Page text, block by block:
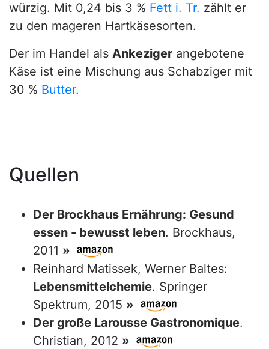
würzig. Mit 0,24 bis 3 % Fett i. Tr. zählt er
zu den mageren Hartkäsesorten.
Der im Handel als Ankeziger angebotene
Käse ist eine Mischung aus Schabziger mit
30 % Butter.
Quellen
Der Brockhaus Ernährung: Gesund
essen - bewusst leben. Brockhaus,
2011 »
Reinhard Matissek, Werner Baltes:
Lebensmittelchemie. Springer
Spektrum, 2015 »
Der große Larousse Gastronomique.
Christian, 2012 »